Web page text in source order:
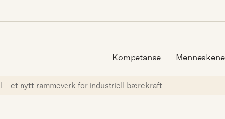
Kompetanse Menneskene
– et nytt rammeverk for industriell bærekraft